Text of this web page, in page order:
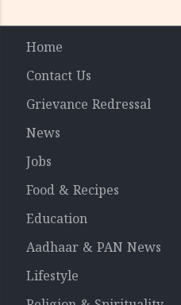
Home
Contact Us
Grievance Redressal
News
Jobs
Food & Recipes
Education
Aadhaar & PAN News
Lifestyle